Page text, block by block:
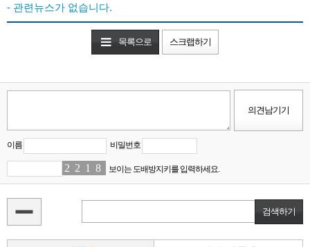
- 관련뉴스가 없습니다.
목록으로 스크랩하기
이름 비밀번호
2 2 1 82 보이는 도배방지키를 입력하세요.